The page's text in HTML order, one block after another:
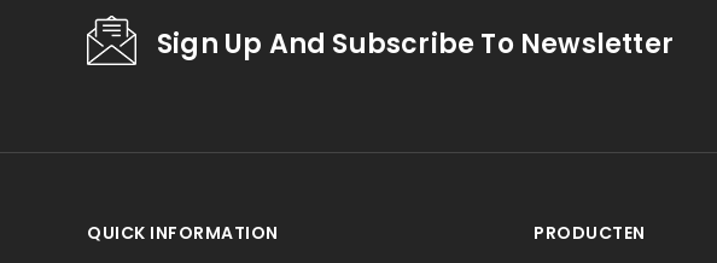
Sign Up And Subscribe To Newsletter
QUICK INFORMATION PRODUCTEN